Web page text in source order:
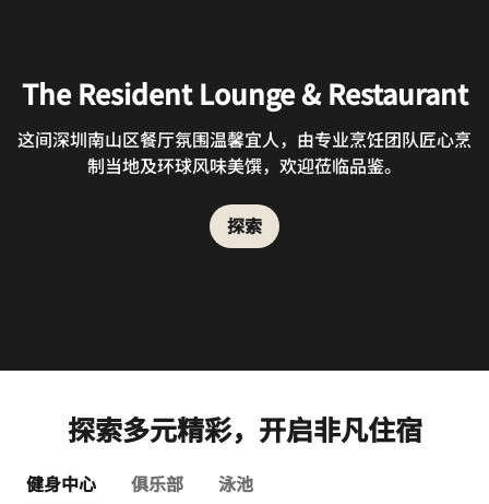
The Resident Lounge & Restaurant
这间深圳南山区餐厅氛围温馨宜人，由专业烹饪团队匠心烹
制当地及环球风味美馔，欢迎莅临品鉴。
探索
探索多元精彩，开启非凡住宿
健身中心 俱乐部 泳池